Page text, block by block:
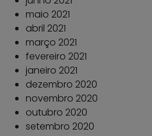
maio 2021
abril 2021
março 2021
fevereiro 2021
janeiro 2021
dezembro 2020
novembro 2020
outubro 2020
setembro 2020